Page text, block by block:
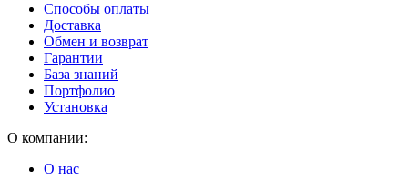
Способы оплаты
Доставка
Обмен и возврат
Гарантии
База знаний
Портфолио
Установка
О компании:
О нас